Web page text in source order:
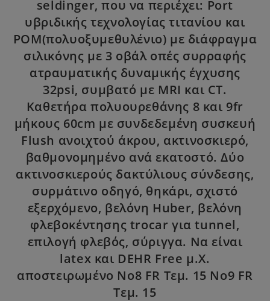
seldinger, που να περιέχει: Port
υβριδικής τεχνολογίας τιτανίου και
POM(πολυοξυμεθυλένιο) με διάφραγμα
σιλικόνης με 3 οβάλ οπές συρραφής
ατραυματικής δυναμικής έγχυσης
32psi, συμβατό με MRI και CT.
Καθετήρα πολυουρεθάνης 8 και 9fr
μήκους 60cm με συνδεδεμένη συσκευή
Flush ανοιχτού άκρου, ακτινοσκιερό,
βαθμονομημένο ανά εκατοστό. Δύο
ακτινοσκιερούς δακτύλιους σύνδεσης,
συρμάτινο οδηγό, θηκάρι, σχιστό
εξερχόμενο, βελόνη Huber, βελόνη
φλεβοκέντησης trocar για tunnel,
επιλογή φλεβός, σύριγγα. Να είναι
latex και DEHR Free μ.Χ.
αποστειρωμένο Νο8 FR Τεμ. 15 No9 FR
Τεμ. 15